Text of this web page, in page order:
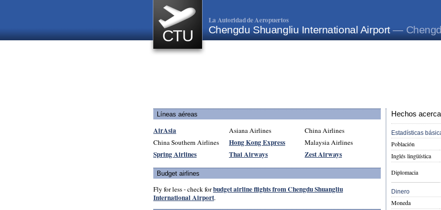
CTU
La Autoridad de Aeropuertos
Chengdu Shuangliu International Airport—
Líneas aéreas
AirAsia Asiana Airlines
China Airlines
China Southern Airlines
Hong Kong Express Malaysia Airlines
Spring Airlines Thai Airways Zest Airways
Budget airlines
Fly for less - check forbudget airline flights from Chengdu Shuangliu
International Airport.
Hechos
Estadísticas
Población
Inglés lingüística
Diplomacia
Dinero
Moneda